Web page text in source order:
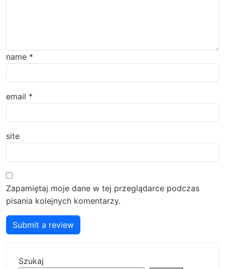
name *
email *
site
Zapamiętaj moje dane w tej przeglądarce podczas
pisania kolejnych komentarzy.
Submit a review
Szukaj